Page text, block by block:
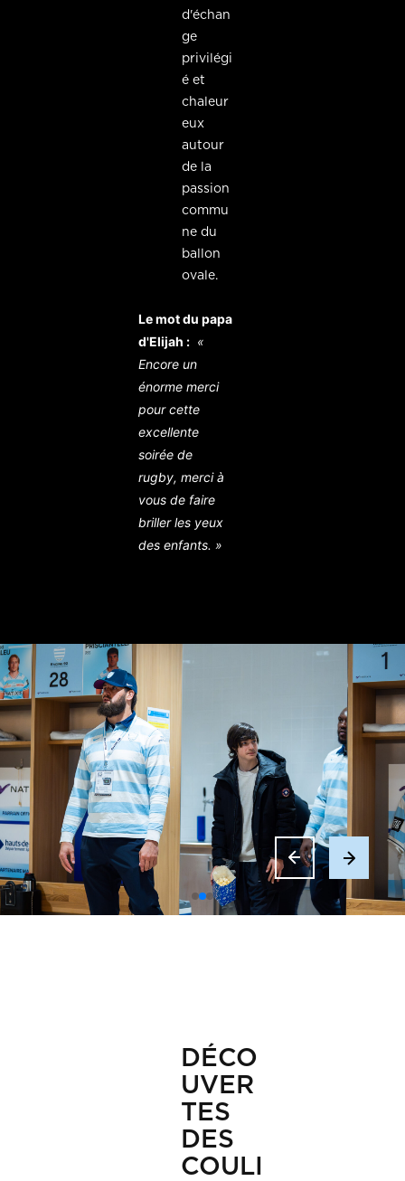
d'échan
ge
privilégi
é et
chaleur
eux
autour
de la
passion
commu
ne du
ballon
ovale.
Le mot du papa
d'Elijah : «
Encore un
énorme merci
pour cette
excellente
soirée de
rugby, merci à
vous de faire
briller les yeux
des enfants. »
DÉCO
UVER
TES
DES
COULI